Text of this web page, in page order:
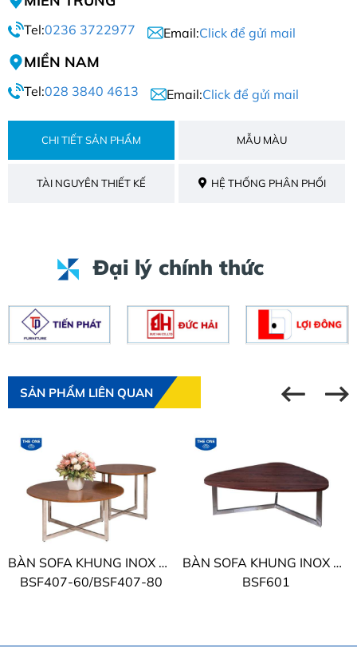
Tel:0236 3722977 Email:Click để gửi mail
MIỀN NAM
Tel:028 3840 4613 Email:Click để gửi mail
CHI TIẾT SẢN PHẨM MẪU MÀU
TÀI NGUYÊN THIẾT KẾ HỆ THỐNG PHÂN PHỐI
Đại lý chính thức
SẢN PHẨM LIÊN QUAN
BÀN SOFA KHUNG INOX THE ONE
BSF407-60/BSF407-80
BÀN SOFA KHUNG INOX THE ONE
BSF601